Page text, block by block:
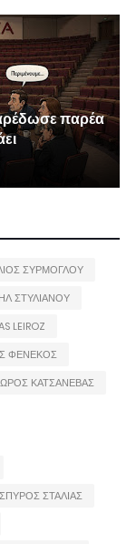
παρέα
ΣΥΡΜΟΓΛΟΥ
ΣΤΥΛΙΑΝΟΥ
LEIROZ
ΦΕΝΕΚΟΣ
ΚΑΤΣΑΝΕΒΑΣ
ΣΠΥΡΟΣ ΣΤΑΛΙΑΣ